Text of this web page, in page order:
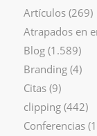
Artículos(269)
Atrapados en
Blog(1.589)
Branding(4)
Citas(9)
clipping(442)
Conferencias